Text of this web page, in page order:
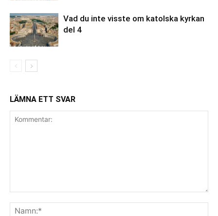
Vad du inte visste om katolska kyrkan
del 4
LÄMNA ETT SVAR